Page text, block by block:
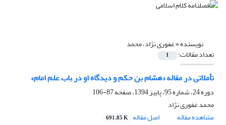
نویسنده =غفوری نژاد، محمد
تعداد مقالات: 1
تأملاتی در مقاله «هشام بن حکم و دیدگاه او در باب علم امام»
دوره 24، شماره 95، پاییز 1394، صفحه
87-106
محمد غفوری نژاد
مشاهده مقاله
اصل مقاله 691.85 K